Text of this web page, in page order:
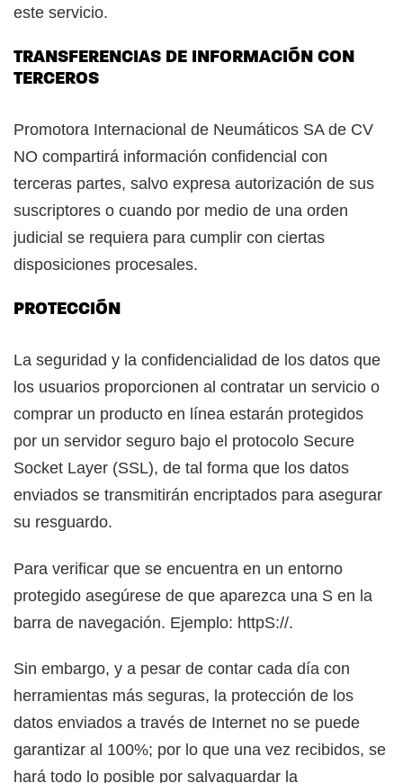
este servicio.
TRANSFERENCIAS DE INFORMACIÓN CON
TERCEROS
Promotora Internacional de Neumáticos SA de CV
NO compartirá información confidencial con
terceras partes, salvo expresa autorización de sus
suscriptores o cuando por medio de una orden
judicial se requiera para cumplir con ciertas
disposiciones procesales.
PROTECCIÓN
La seguridad y la confidencialidad de los datos que
los usuarios proporcionen al contratar un servicio o
comprar un producto en línea estarán protegidos
por un servidor seguro bajo el protocolo Secure
Socket Layer (SSL), de tal forma que los datos
enviados se transmitirán encriptados para asegurar
su resguardo.
Para verificar que se encuentra en un entorno
protegido asegúrese de que aparezca una S en la
barra de navegación. Ejemplo: httpS://.
Sin embargo, y a pesar de contar cada día con
herramientas más seguras, la protección de los
datos enviados a través de Internet no se puede
garantizar al 100%; por lo que una vez recibidos, se
hará todo lo posible por salvaguardar la